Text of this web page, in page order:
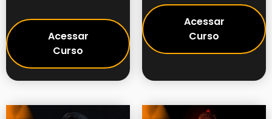
Acessar
Curso
Acessar
Curso